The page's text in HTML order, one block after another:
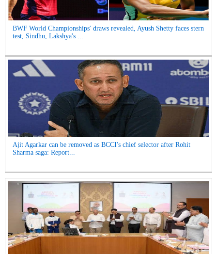
BWF World Championships' draws revealed, Ayush Shetty faces stern
test, Sindhu, Lakshya's ...
Ajit Agarkar can be removed as BCCI's chief selector after Rohit
Sharma saga: Report...